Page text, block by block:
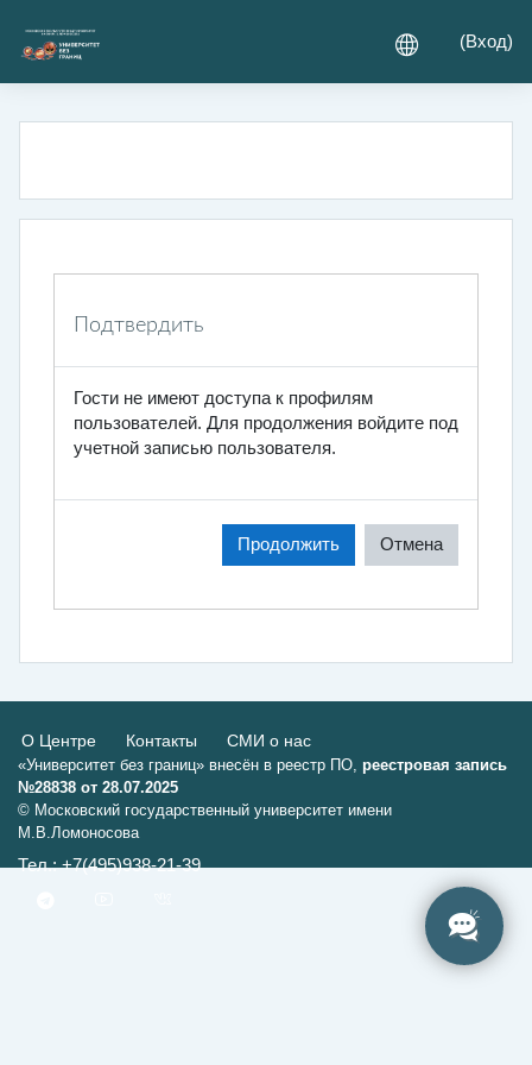
(Вход)
Подтвердить
Гости не имеют доступа к профилям
пользователей. Для продолжения войдите под
учетной записью пользователя.
Продолжить Отмена
О Центре Контакты СМИ о нас
«Университет без границ» внесён в реестр ПО, реестровая запись
№28838 от 28.07.2025
© Московский государственный университет имени
М.В.Ломоносова
Тел.: +7(495)938-21-39